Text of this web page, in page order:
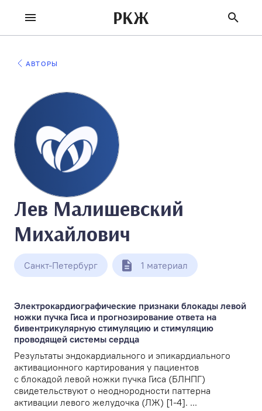
РКЖ
АВТОРЫ
Лев Малишевский
Михайлович
Санкт-Петербург 1 материал
Электрокардиографические признаки блокады левой
ножки пучка Гиса и прогнозирование ответа на
бивентрикулярную стимуляцию и стимуляцию
проводящей системы сердца
Результаты эндокардиального и эпикардиального
активационного картирования у пациентов
с блокадой левой ножки пучка Гиса (БЛНПГ)
свидетельствуют о неоднородности паттерна
активации левого желудочка (ЛЖ) [1-4]. ...